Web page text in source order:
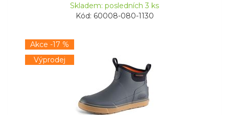
Skladem: posledních 3 ks
Kód: 60008-080-1130
Akce -17 %
Výprodej